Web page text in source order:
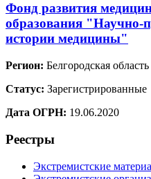
Фонд развития
образования "Научно-
истории медицины"
Регион: Белгородская область
Статус: Зарегистрированные
Дата ОГРН: 19.06.2020
Реестры
Экстремистские